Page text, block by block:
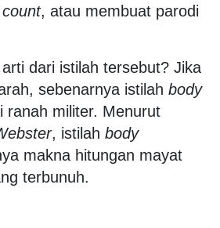
, atau membuat parodi
dari istilah tersebut? Jika
sebenarnya istilah body
ranah militer. Menurut
, istilah body
makna hitungan mayat
terbunuh.